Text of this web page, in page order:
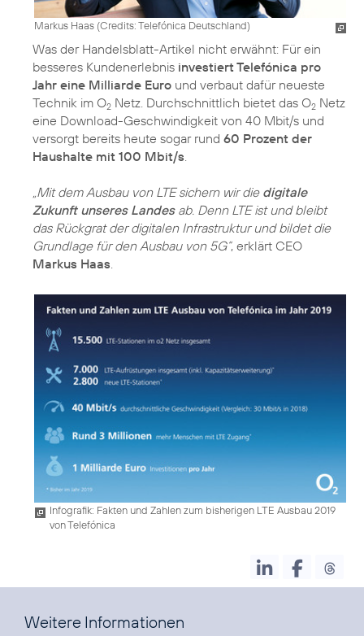
Markus Haas (Credits: Telefónica Deutschland)
Was der Handelsblatt-Artikel nicht erwähnt: Für ein
besseres Kundenerlebnis investiert Telefónica pro
Jahr eine Milliarde Euro und verbaut dafür neueste
Technik im O2 Netz. Durchschnittlich bietet das O2 Netz
eine Download-Geschwindigkeit von 40 Mbit/s und
versorgt bereits heute sogar rund 60 Prozent der
Haushalte mit 100 Mbit/s.
„Mit dem Ausbau von LTE sichern wir die digitale
Zukunft unseres Landesab. Denn LTE ist und bleibt
das Rückgrat der digitalen Infrastruktur und bildet die
Grundlage für den Ausbau von 5G“, erklärt CEO
Markus Haas.
Infografik: Fakten und Zahlen zum bisherigen LTE Ausbau 2019
von Telefónica
Weitere Informationen